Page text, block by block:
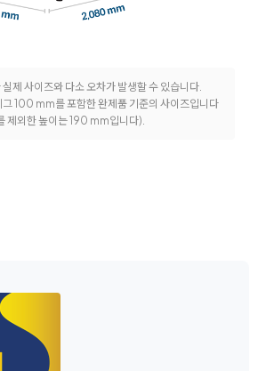
제 사이즈와 다소 오차가 발생할 수 있습니다.
100 mm를 포함한 완제품 기준의 사이즈입니다
제외한 높이는 190 mm입니다).